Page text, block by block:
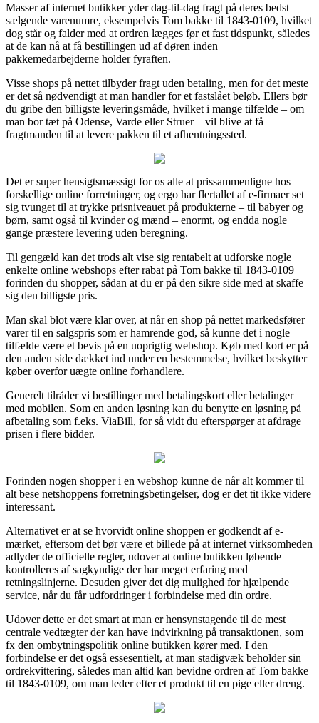
Masser af internet butikker yder dag-til-dag fragt på deres bedst
sælgende varenumre, eksempelvis Tom bakke til 1843-0109, hvilket
dog står og falder med at ordren lægges før et fast tidspunkt, således
at de kan nå at få bestillingen ud af døren inden
pakkemedarbejderne holder fyraften.
Visse shops på nettet tilbyder fragt uden betaling, men for det meste
er det så nødvendigt at man handler for et fastslået beløb. Ellers bør
du gribe den billigste leveringsmåde, hvilket i mange tilfælde – om
man bor tæt på Odense, Varde eller Struer – vil blive at få
fragtmanden til at levere pakken til et afhentningssted.
Det er super hensigtsmæssigt for os alle at prissammenligne hos
forskellige online forretninger, og ergo har flertallet af e-firmaer set
sig tvunget til at trykke prisniveauet på produkterne – til babyer og
børn, samt også til kvinder og mænd – enormt, og endda nogle
gange præstere levering uden beregning.
Til gengæld kan det trods alt vise sig rentabelt at udforske nogle
enkelte online webshops efter rabat på Tom bakke til 1843-0109
forinden du shopper, sådan at du er på den sikre side med at skaffe
sig den billigste pris.
Man skal blot være klar over, at når en shop på nettet markedsfører
varer til en salgspris som er hamrende god, så kunne det i nogle
tilfælde være et bevis på en uoprigtig webshop. Køb med kort er på
den anden side dækket ind under en bestemmelse, hvilket beskytter
køber overfor uægte online forhandlere.
Generelt tilråder vi bestillinger med betalingskort eller betalinger
med mobilen. Som en anden løsning kan du benytte en løsning på
afbetaling som f.eks. ViaBill, for så vidt du efterspørger at afdrage
prisen i flere bidder.
Forinden nogen shopper i en webshop kunne de når alt kommer til
alt bese netshoppens forretningsbetingelser, dog er det tit ikke videre
interessant.
Alternativet er at se hvorvidt online shoppen er godkendt af e-
mærket, eftersom det bør være et billede på at internet virksomheden
adlyder de officielle regler, udover at online butikken løbende
kontrolleres af sagkyndige der har meget erfaring med
retningslinjerne. Desuden giver det dig mulighed for hjælpende
service, når du får udfordringer i forbindelse med din ordre.
Udover dette er det smart at man er hensynstagende til de mest
centrale vedtægter der kan have indvirkning på transaktionen, som
fx den ombytningspolitik online butikken kører med. I den
forbindelse er det også essesentielt, at man stadigvæk beholder sin
ordrekvittering, således man altid kan bevidne ordren af Tom bakke
til 1843-0109, om man leder efter et produkt til en pige eller dreng.